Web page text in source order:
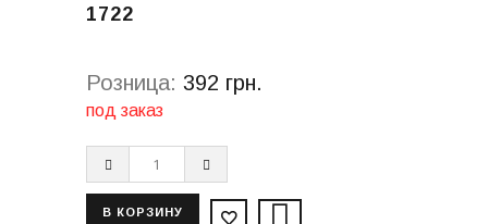
1722
Розница: 392 грн.
под заказ